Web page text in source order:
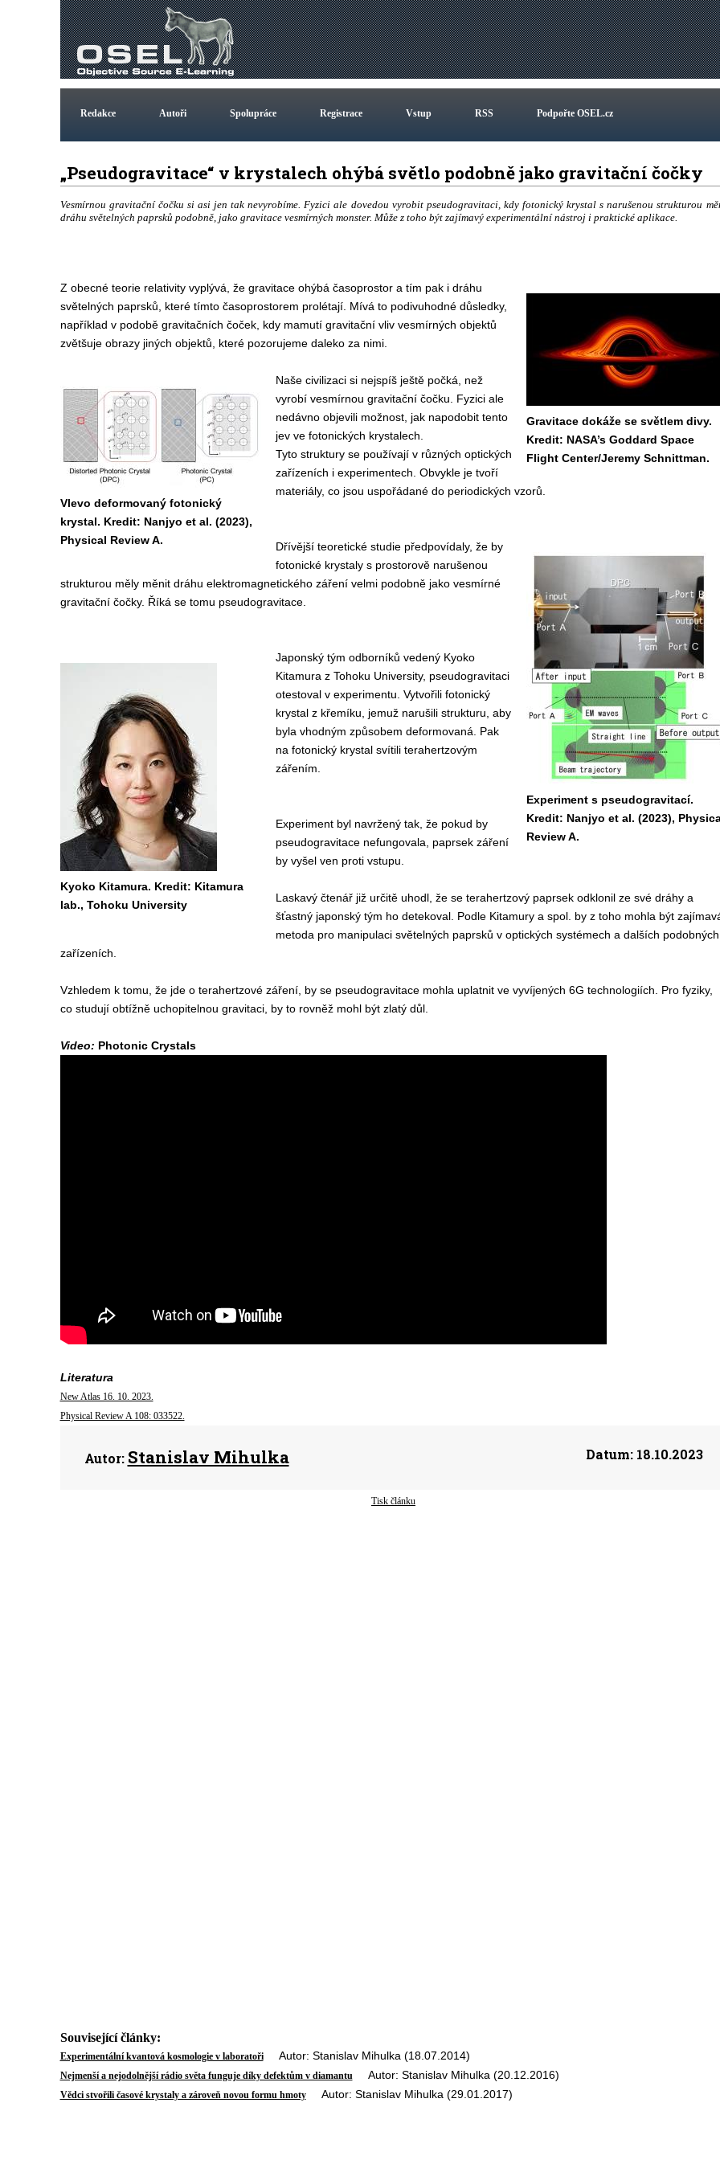
Redakce Autoři Spolupráce Registrace Vstup RSS Podpořte OSEL.cz
„Pseudogravitace“ v krystalech ohýbá světlo podobně jako gravitační čočky
Vesmírnou gravitační čočku si asi jen tak nevyrobíme. Fyzici ale dovedou vyrobit pseudogravitaci, kdy fotonický krystal s narušenou strukturou
dráhu světelných paprsků podobně, jako gravitace vesmírných monster. Může z toho být zajímavý experimentální nástroj i praktické aplikace.
Gravitace dokáže se světlem divy.
Kredit: NASA’s Goddard Space
Flight Center/Jeremy Schnittman.
Z obecné teorie relativity vyplývá, že gravitace ohýbá časoprostor a tím pak i dráhu
světelných paprsků, které tímto časoprostorem prolétají. Mívá to podivuhodné důsledky,
například v podobě gravitačních čoček, kdy mamutí gravitační vliv vesmírných objektů
zvětšuje obrazy jiných objektů, které pozorujeme daleko za nimi.
Vlevo deformovaný fotonický
krystal. Kredit: Nanjyo et al. (2023),
Physical Review A.
Naše civilizaci si nejspíš ještě počká, než
vyrobí vesmírnou gravitační čočku. Fyzici ale
nedávno objevili možnost, jak napodobit tento
jev ve fotonických krystalech.
Tyto struktury se používají v různých optických
zařízeních i experimentech. Obvykle je tvoří
materiály, co jsou uspořádané do periodických vzorů.
Experiment s pseudogravitací.
Kredit: Nanjyo et al. (2023),
Review A.
Dřívější teoretické studie předpovídaly, že by
fotonické krystaly s prostorově narušenou
strukturou měly měnit dráhu elektromagnetického záření velmi podobně jako vesmírné
gravitační čočky. Říká se tomu pseudogravitace.
Kyoko Kitamura. Kredit: Kitamura
lab., Tohoku University
Japonský tým odborníků vedený Kyoko
Kitamura z Tohoku University, pseudogravitaci
otestoval v experimentu. Vytvořili fotonický
krystal z křemíku, jemuž narušili strukturu, aby
byla vhodným způsobem deformovaná. Pak
na fotonický krystal svítili terahertzovým
zářením.
Experiment byl navržený tak, že pokud by
pseudogravitace nefungovala, paprsek záření
by vyšel ven proti vstupu.
Laskavý čtenář již určitě uhodl, že se terahertzový paprsek odklonil ze své dráhy a
šťastný japonský tým ho detekoval. Podle Kitamury a spol. by z toho mohla být
metoda pro manipulaci světelných paprsků v optických systémech a dalších podobných
zařízeních.
Vzhledem k tomu, že jde o terahertzové záření, by se pseudogravitace mohla uplatnit ve vyvíjených 6G technologiích. Pro fyziky,
co studují obtížně uchopitelnou gravitaci, by to rovněž mohl být zlatý důl.
Video: Photonic Crystals
Literatura
New Atlas 16. 10. 2023.
Physical Review A 108: 033522.
Autor: Stanislav Mihulka Datum:18.10.2023
Tisk článku
Související články:
Experimentální kvantová kosmologie v laboratořiAutor: Stanislav Mihulka (18.07.2014)
Nejmenší a nejodolnější rádio světa funguje díky defektům v diamantu Autor: Stanislav Mihulka (20.12.2016)
Vědci stvořili časové krystaly a zároveň novou formu hmotyAutor: Stanislav Mihulka (29.01.2017)